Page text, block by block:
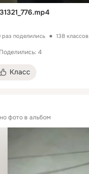
раз поделились 138 классов
Поделились: 4
Класс
фото в альбом